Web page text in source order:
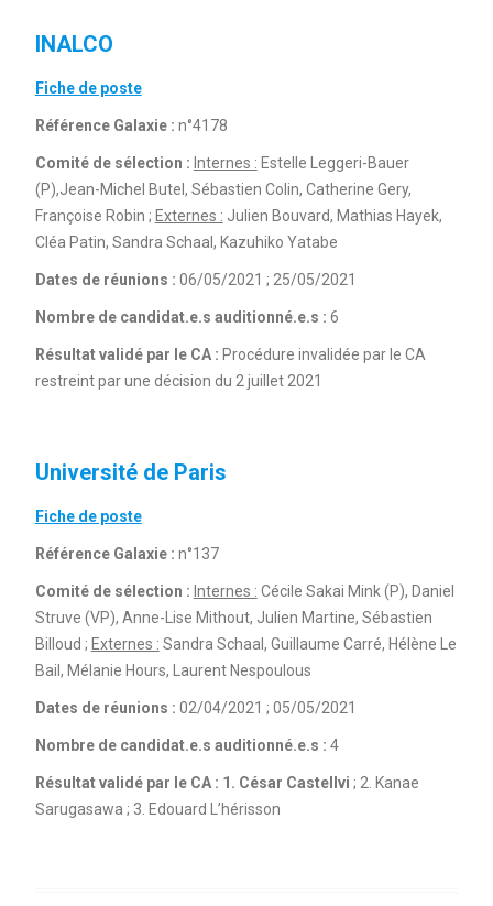
INALCO
Fiche de poste
Référence Galaxie : n°4178
Comité de sélection : Internes : Estelle Leggeri-Bauer
(P),Jean-Michel Butel, Sébastien Colin, Catherine Gery,
Françoise Robin ; Externes : Julien Bouvard, Mathias Hayek,
Cléa Patin, Sandra Schaal, Kazuhiko Yatabe
Dates de réunions : 06/05/2021 ; 25/05/2021
Nombre de candidat.e.s auditionné.e.s : 6
Résultat validé par le CA : Procédure invalidée par le CA
restreint par une décision du 2 juillet 2021
Université de Paris
Fiche de poste
Référence Galaxie : n°137
Comité de sélection : Internes : Cécile Sakai Mink (P), Daniel
Struve (VP), Anne-Lise Mithout, Julien Martine, Sébastien
Billoud ; Externes : Sandra Schaal, Guillaume Carré, Hélène Le
Bail, Mélanie Hours, Laurent Nespoulous
Dates de réunions : 02/04/2021 ; 05/05/2021
Nombre de candidat.e.s auditionné.e.s : 4
Résultat validé par le CA : 1. César Castellvi ; 2. Kanae
Sarugasawa ; 3. Edouard L’hérisson